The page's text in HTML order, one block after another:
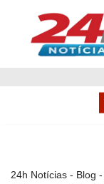
Pular
24h Notícias - Blog -